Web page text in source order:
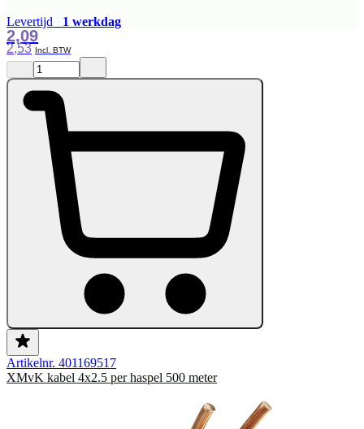
Levertijd 1 werkdag
2,53
2,09
Artikelnr. 401169517
XMvK kabel 4x2.5 per haspel 500 meter